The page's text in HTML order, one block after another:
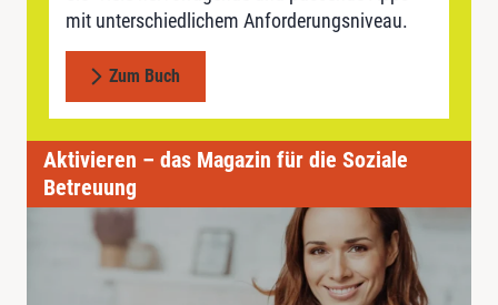
mit unterschiedlichem Anforderungsniveau.
Zum Buch
Aktivieren – das Magazin für die Soziale
Betreuung